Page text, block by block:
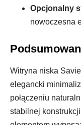
Opcjonalny
nowoczesna
Witryna niska
elegancki
połączeniu
stabilnej